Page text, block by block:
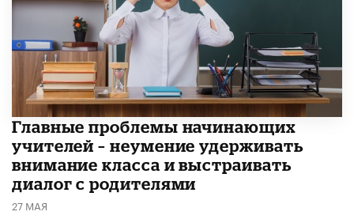
Главные проблемы начинающих
учителей – неумение удерживать
внимание класса и выстраивать
диалог с родителями
27 МАЯ